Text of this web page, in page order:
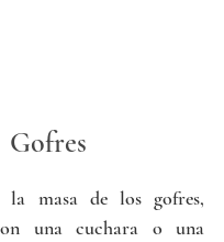
Gofres
la masa de los gofres,
una cuchara o una